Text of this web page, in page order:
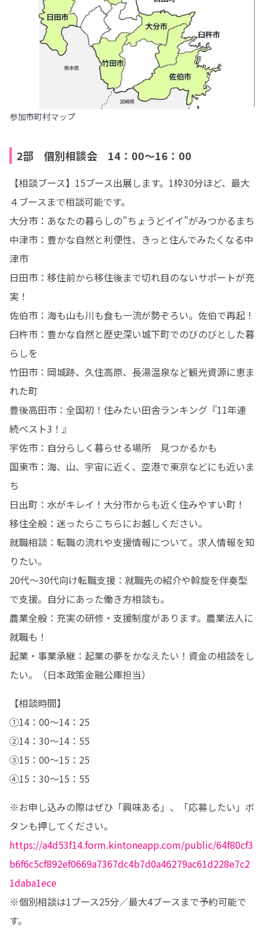
参加市町村マップ
2部 個別相談会 14：00～16：00
【相談ブース】15ブース出展します。1枠30分ほど、最大
４ブースまで相談可能です。
大分市：あなたの暮らしの”ちょうどイイ”がみつかるまち
中津市：豊かな自然と利便性、きっと住んでみたくなる中
津市
日田市：移住前から移住後まで切れ目のないサポートが充
実！
佐伯市：海も山も川も食も一流が勢ぞろい。佐伯で再起！
臼杵市：豊かな自然と歴史深い城下町でのびのびとした暮
らしを
竹田市：岡城跡、久住高原、長湯温泉など観光資源に恵ま
れた町
豊後高田市：全国初！住みたい田舎ランキング『11年連
続ベスト3！』
宇佐市：自分らしく暮らせる場所　見つかるかも
国東市：海、山、宇宙に近く、空港で東京などにも近いま
ち
日出町：水がキレイ！大分市からも近く住みやすい町！
移住全般：迷ったらこちらにお越しください。
就職相談：転職の流れや支援情報について。求人情報を知
りたい。
20代～30代向け転職支援：就職先の紹介や斡旋を伴奏型
で支援。自分にあった働き方相談も。
農業全般：充実の研修・支援制度があります。農業法人に
就職も！
起業・事業承継：起業の夢をかなえたい！資金の相談をし
たい。（日本政策金融公庫担当）
【相談時間】
①14：00～14：25
②14：30～14：55
③15：00～15：25
④15：30～15：55
※お申し込みの際はぜひ「興味ある」、「応募したい」ボ
https://a4d53f14.form.kintoneapp.com/public/64f80cf3
b6f6c5cf892ef0669a7367dc4b7d0a46279ac61d228e7c2
1daba1ece
※個別相談は1ブース25分／最大4ブースまで予約可能で
す。